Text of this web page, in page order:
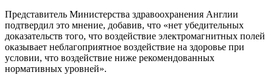
Представитель Министерства здравоохранения Англии
подтвердил это мнение, добавив, что «нет убедительных
доказательств того, что воздействие электромагнитных полей
оказывает неблагоприятное воздействие на здоровье при
условии, что воздействие ниже рекомендованных
нормативных уровней».